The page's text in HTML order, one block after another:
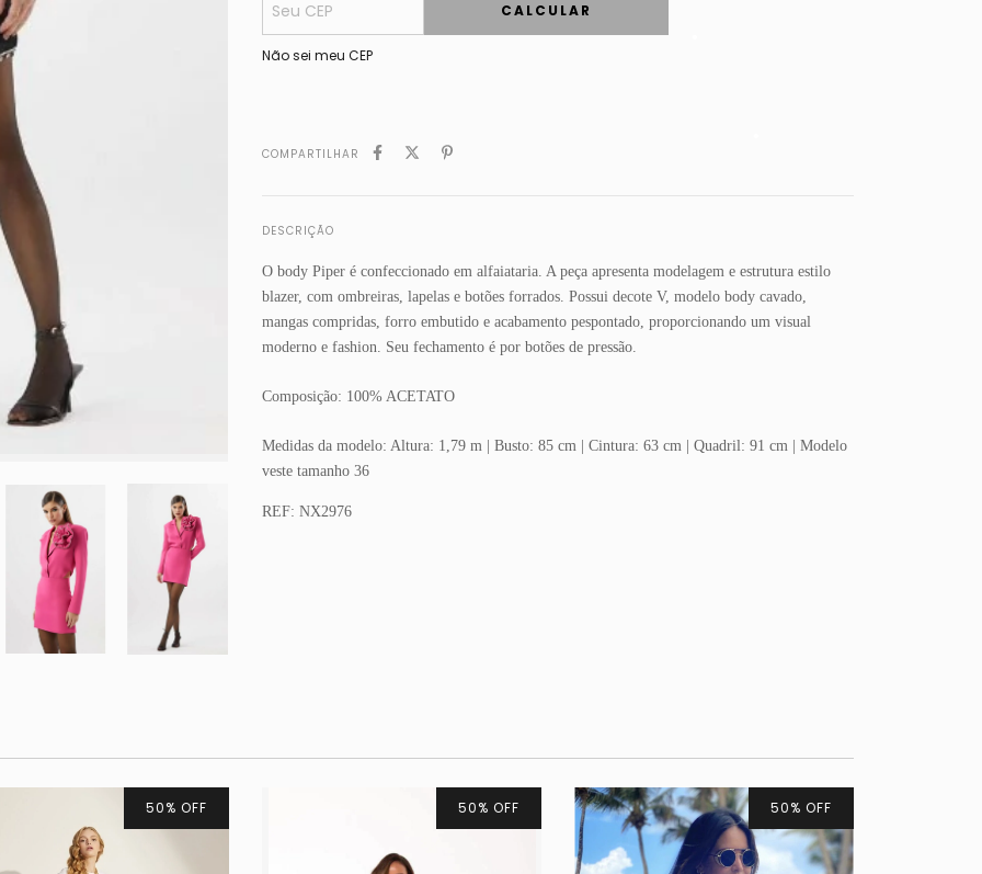
CALCULAR
Não sei meu CEP
COMPARTILHAR
DESCRIÇÃO
O body Piper é confeccionado em alfaiataria. A peça apresenta modelagem e estrutura estilo
blazer, com ombreiras, lapelas e botões forrados. Possui decote V, modelo body cavado,
mangas compridas, forro embutido e acabamento pespontado, proporcionando um visual
moderno e fashion. Seu fechamento é por botões de pressão.
Composição: 100% ACETATO
Medidas da modelo: Altura: 1,79 m | Busto: 85 cm | Cintura: 63 cm | Quadril: 91 cm | Modelo
veste tamanho 36
REF: NX2976
50% OFF 50% OFF 50% OFF